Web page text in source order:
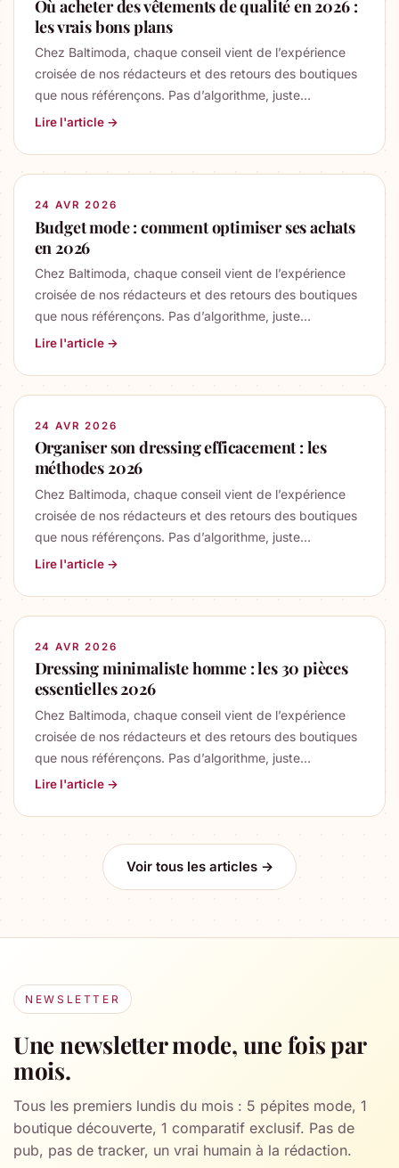
Où acheter des vêtements de qualité en 2026 :
les vrais bons plans
Chez Baltimoda, chaque conseil vient de l’expérience
croisée de nos rédacteurs et des retours des boutiques
que nous référençons. Pas d’algorithme, juste…
Lire l'article →
24 AVR 2026
Budget mode : comment optimiser ses achats
en 2026
Chez Baltimoda, chaque conseil vient de l’expérience
croisée de nos rédacteurs et des retours des boutiques
que nous référençons. Pas d’algorithme, juste…
Lire l'article →
24 AVR 2026
Organiser son dressing efficacement : les
méthodes 2026
Chez Baltimoda, chaque conseil vient de l’expérience
croisée de nos rédacteurs et des retours des boutiques
que nous référençons. Pas d’algorithme, juste…
Lire l'article →
24 AVR 2026
Dressing minimaliste homme : les 30 pièces
essentielles 2026
Chez Baltimoda, chaque conseil vient de l’expérience
croisée de nos rédacteurs et des retours des boutiques
que nous référençons. Pas d’algorithme, juste…
Lire l'article →
Voir tous les articles →
NEWSLETTER
Une newsletter mode, une fois par
mois.
Tous les premiers lundis du mois : 5 pépites mode, 1
boutique découverte, 1 comparatif exclusif. Pas de
pub, pas de tracker, un vrai humain à la rédaction.